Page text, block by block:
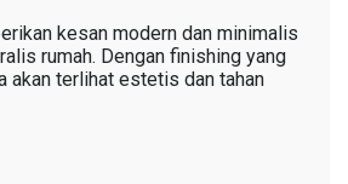
kesan modern dan minimalis
rumah. Dengan finishing yang
akan terlihat estetis dan tahan